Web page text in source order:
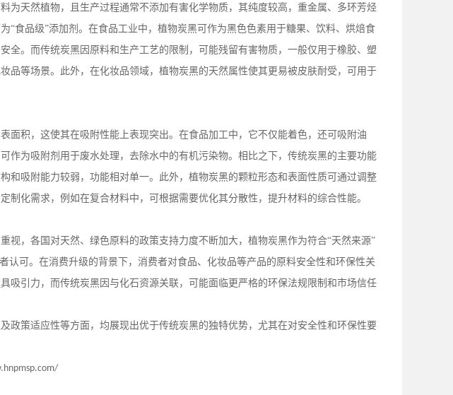
为天然植物，且生产过程通常不添加有害化学物质，其纯度较高，重金属、多环芳烃
“食品级”添加剂。在食品工业中，植物炭黑可作为黑色色素用于糖果、饮料、烘焙食
全。而传统炭黑因原料和生产工艺的限制，可能残留有害物质，一般仅用于橡胶、塑
品等场景。此外，在化妆品领域，植物炭黑的天然属性使其更易被皮肤耐受，可用于
面积，这使其在吸附性能上表现突出。在食品加工中，它不仅能着色，还可吸附油
作为吸附剂用于废水处理，去除水中的有机污染物。相比之下，传统炭黑的主要功能
和吸附能力较弱，功能相对单一。此外，植物炭黑的颗粒形态和表面性质可通过调整
制化需求，例如在复合材料中，可根据需要优化其分散性，提升材料的综合性能。
视，各国对天然、绿色原料的政策支持力度不断加大，植物炭黑作为符合“天然来源”
认可。在消费升级的背景下，消费者对食品、化妆品等产品的原料安全性和环保性关
吸引力，而传统炭黑因与化石资源关联，可能面临更严格的环保法规限制和市场信任
政策适应性等方面，均展现出优于传统炭黑的独特优势，尤其在对安全性和环保性要